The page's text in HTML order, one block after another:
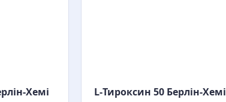
Хемі
L-Тироксин 50 Берлін-Хемі